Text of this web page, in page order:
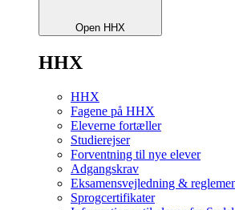
Open HHX
HHX
HHX
Fagene på HHX
Eleverne fortæller
Studierejser
Forventning til nye elever
Adgangskrav
Eksamensvejledning &
Sprogcertifikater